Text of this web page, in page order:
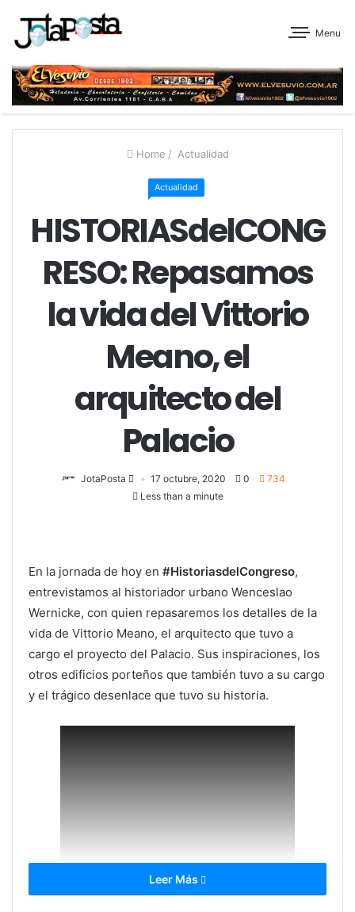
Menu
Home / Actualidad
Actualidad
HISTORIASdelCONG
RESO: Repasamos
la vida del Vittorio
Meano, el
arquitecto del
Palacio
JotaPosta 17 octubre, 2020 0
734
Less than a minute
En la jornada de hoy en #HistoriasdelCongreso,
entrevistamos al historiador urbano Wenceslao
Wernicke, con quien repasaremos los detalles de la
vida de Vittorio Meano, el arquitecto que tuvo a
cargo el proyecto del Palacio. Sus inspiraciones, los
otros edificios porteños que también tuvo a su cargo
y el trágico desenlace que tuvo su historia.
Leer Más